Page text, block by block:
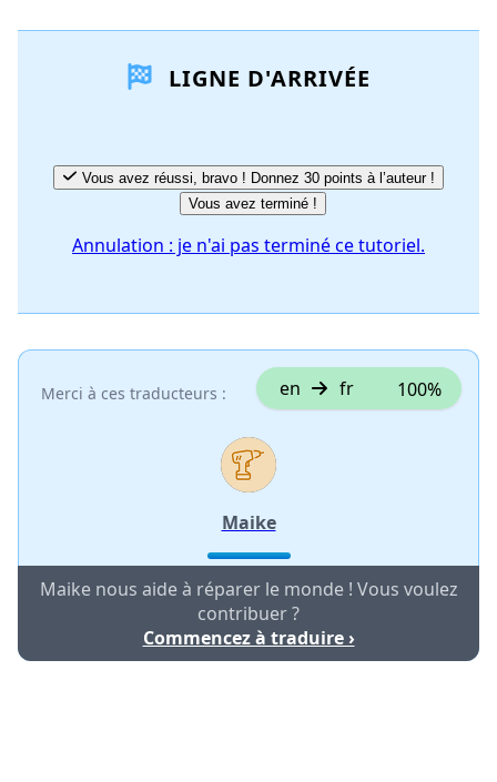
Ajouter un commentaire
Annuler Publier un commentaire
LIGNE D'ARRIVÉE
Vous avez réussi, bravo ! Donnez 30 points à l’auteur !
Vous avez terminé !
Annulation : je n'ai pas terminé ce tutoriel.
Merci à ces traducteurs : en fr 100%
Maike
Maike nous aide à réparer le monde ! Vous voulez
contribuer ?
Commencez à traduire ›